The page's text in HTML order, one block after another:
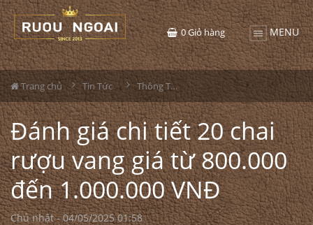
MENU
0Giỏ hàng
Trang chủ Tin Tức Thông Tin Rượu Vang
Đánh giá chi tiết 20 chai
rượu vang giá từ 800.000
đến 1.000.000 VNĐ
Chủ nhật - 04/05/2025 01:58